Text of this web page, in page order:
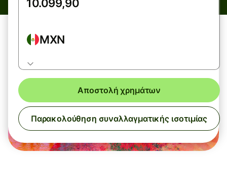
MXN
Αποστολή χρημάτων
Παρακολούθηση συναλλαγματικής ισοτιμίας